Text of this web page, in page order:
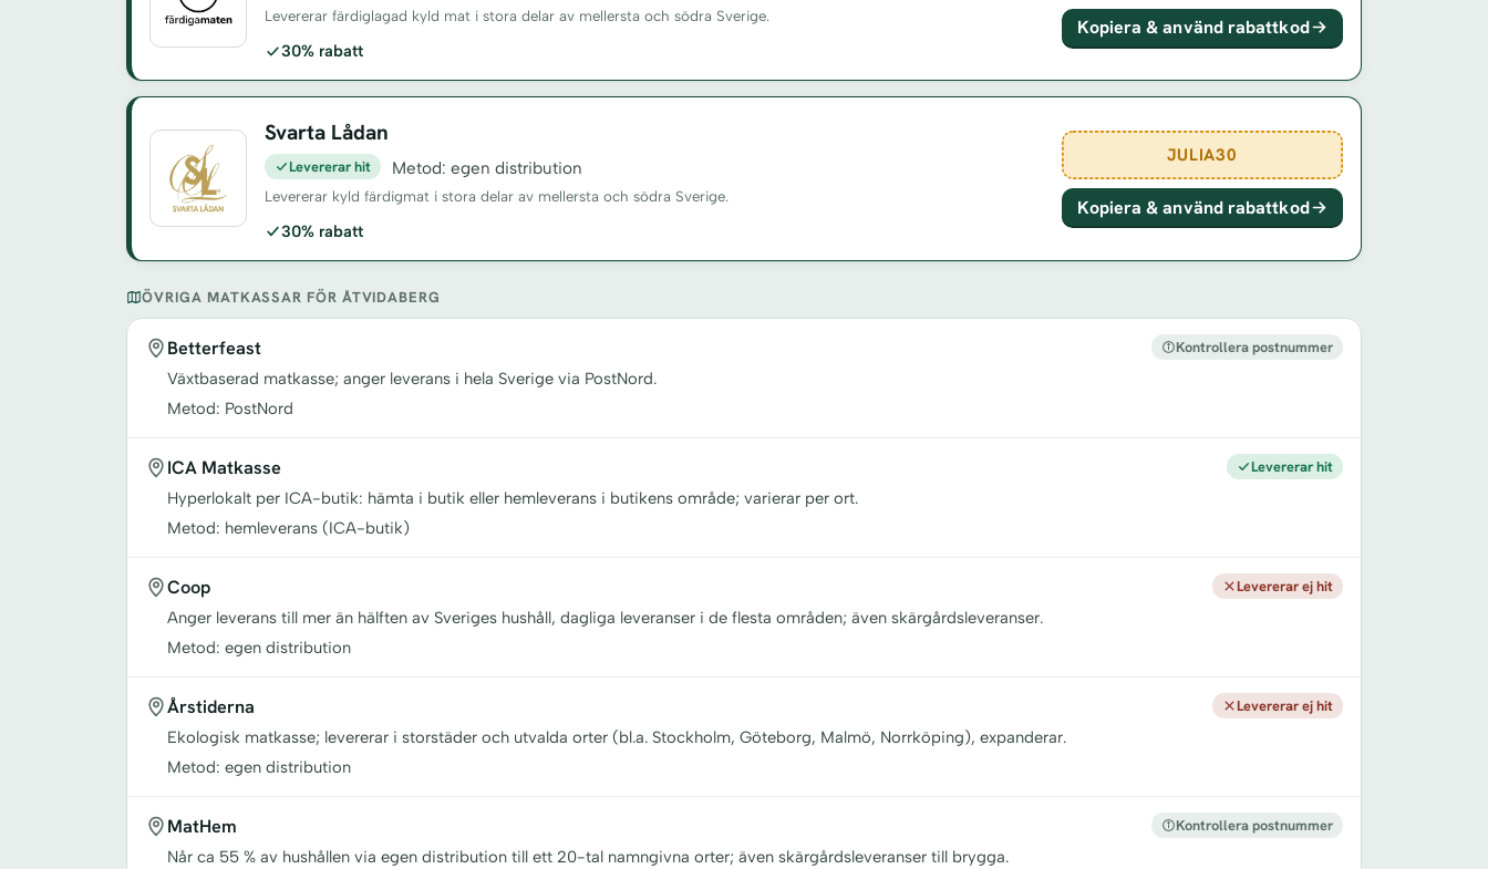
Levererar färdiglagad kyld mat i stora delar av mellersta och södra Sverige.
30% rabatt
Kopiera & använd rabattkod
Svarta Lådan
Levererar hit Metod: egen distribution
Levererar kyld färdigmat i stora delar av mellersta och södra Sverige.
30% rabatt
JULIA30
Kopiera & använd rabattkod
ÖVRIGA MATKASSAR FÖR ÅTVIDABERG
Betterfeast
Växtbaserad matkasse; anger leverans i hela Sverige via PostNord.
Metod: PostNord
Kontrollera postnummer
ICA Matkasse
Hyperlokalt per ICA-butik: hämta i butik eller hemleverans i butikens område; varierar per ort.
Metod: hemleverans (ICA-butik)
Levererar hit
Coop
Anger leverans till mer än hälften av Sveriges hushåll, dagliga leveranser i de flesta områden; även skärgårdsleveranser.
Metod: egen distribution
Levererar ej hit
Årstiderna
Ekologisk matkasse; levererar i storstäder och utvalda orter (bl.a. Stockholm, Göteborg, Malmö, Norrköping), expanderar.
Metod: egen distribution
Levererar ej hit
MatHem
Når ca 55 % av hushållen via egen distribution till ett 20-tal namngivna orter; även skärgårdsleveranser till brygga.
Kontrollera postnummer